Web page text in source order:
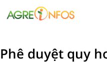
Phê duyệt quy